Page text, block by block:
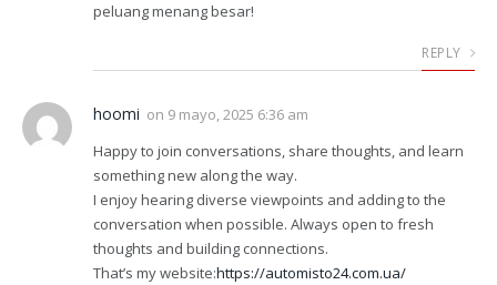
peluang menang besar!
REPLY
hoomi on 9 mayo, 2025 6:36 am
Happy to join conversations, share thoughts, and learn
something new along the way.
I enjoy hearing diverse viewpoints and adding to the
conversation when possible. Always open to fresh
thoughts and building connections.
That’s my website:https://automisto24.com.ua/